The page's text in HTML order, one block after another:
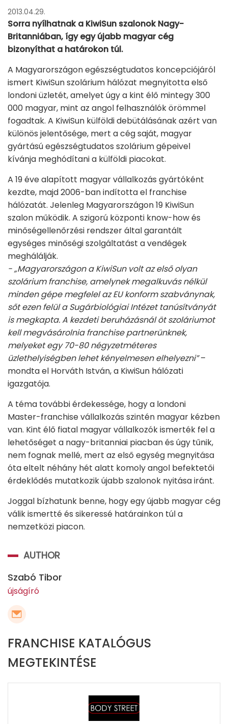
2013.04.29.
Sorra nyílhatnak a KiwiSun szalonok Nagy-
Britanniában, így egy újabb magyar cég
bizonyíthat a határokon túl.
A Magyarországon egészségtudatos koncepciójáról
ismert KiwiSun szolárium hálózat megnyitotta első
londoni üzletét, amelyet úgy a kint élő mintegy 300
000 magyar, mint az angol felhasználók örömmel
fogadtak. A KiwiSun külföldi debütálásának azért van
különös jelentősége, mert a cég saját, magyar
gyártású egészségtudatos szolárium gépeivel
kívánja meghódítani a külföldi piacokat.
A 19 éve alapított magyar vállalkozás gyártóként
kezdte, majd 2006-ban indította el franchise
hálózatát. Jelenleg Magyarországon 19 KiwiSun
szalon működik. A szigorú központi know-how és
minőségellenőrzési rendszer által garantált
egységes minőségi szolgáltatást a vendégek
meghálálják.
- „Magyarországon a KiwiSun volt az első olyan
szolárium franchise, amelynek megalkuvás nélkül
minden gépe megfelel az EU konform szabványnak,
sőt ezen felül a Sugárbiológiai Intézet tanúsítványát
is megkapta. A kezdeti beruházásnál öt szoláriumot
kell megvásárolnia franchise partnerünknek,
melyeket egy 70-80 négyzetméteres
üzlethelyiségben lehet kényelmesen elhelyezni”–
mondta el Horváth István, a KiwiSun hálózati
igazgatója.
A téma további érdekessége, hogy a londoni
Master-franchise vállalkozás szintén magyar kézben
van. Kint élő fiatal magyar vállalkozók ismerték fel a
lehetőséget a nagy-britanniai piacban és úgy tűnik,
nem fognak mellé, mert az első egység megnyitása
óta eltelt néhány hét alatt komoly angol befektetői
érdeklődés mutatkozik újabb szalonok nyitása iránt.
Joggal bízhatunk benne, hogy egy újabb magyar cég
válik ismertté és sikeressé határainkon túl a
nemzetközi piacon.
AUTHOR
Szabó Tibor
újságíró
FRANCHISE KATALÓGUS
MEGTEKINTÉSE